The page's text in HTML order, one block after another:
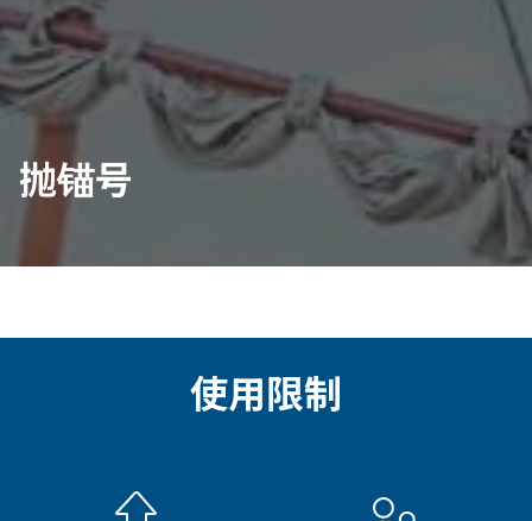
抛锚号
使用限制